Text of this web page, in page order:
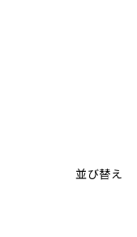
並び替え